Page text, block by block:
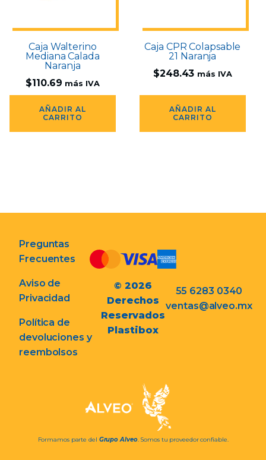
Caja Walterino
Mediana Calada
Naranja
$110.69 más IVA
AÑADIR AL
CARRITO
Caja CPR Colapsable
21 Naranja
$248.43 más IVA
AÑADIR AL
CARRITO
Preguntas
Frecuentes
Aviso de
Privacidad
Política de
devoluciones y
reembolsos
© 2026
Derechos
Reservados
Plastibox
55 6283 0340
ventas@alveo.mx
Formamos parte del Grupo Alveo. Somos tu proveedor confiable.